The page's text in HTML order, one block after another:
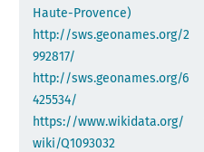
Haute-Provence)
http://sws.geonames.org/2
992817/
http://sws.geonames.org/6
425534/
https://www.wikidata.org/
wiki/Q1093032